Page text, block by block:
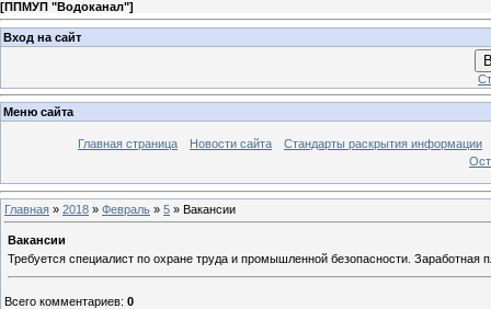
[ППМУП "Водоканал"]
Вход на сайт
Меню сайта
Главная страница Новости сайта
Стандарты раскрытия информации
Главная » 2018 » Февраль » 5 » Вакансии
Вакансии
Требуется специалист по охране труда и промышленной безопасности. Заработная
Всего комментариев: 0